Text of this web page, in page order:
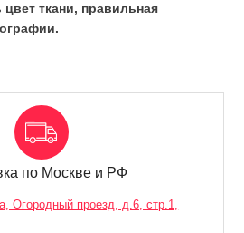
ткани, правильная
по Москве и РФ
Огородный проезд, д.6, стр.1,